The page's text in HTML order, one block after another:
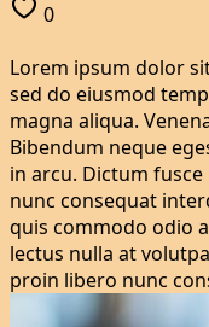
0
Lorem ipsum dolor
sed do eiusmod
magna aliqua.
Bibendum neque
in arcu. Dictum
nunc consequat
quis commodo odio
lectus nulla at
proin libero nunc